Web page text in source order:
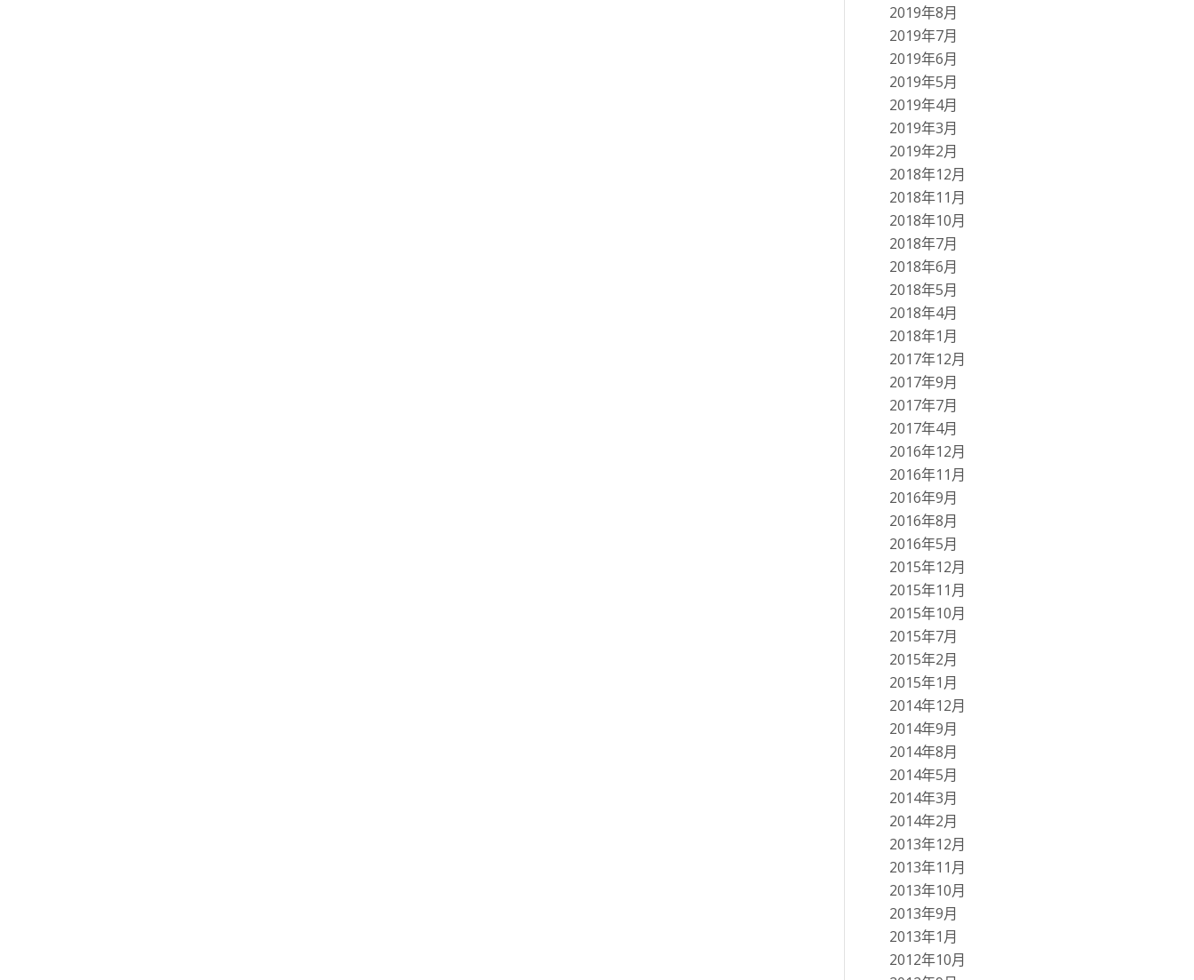
2019年8月
2019年7月
2019年6月
2019年5月
2019年4月
2019年3月
2019年2月
2018年12月
2018年11月
2018年10月
2018年7月
2018年6月
2018年5月
2018年4月
2018年1月
2017年12月
2017年9月
2017年7月
2017年4月
2016年12月
2016年11月
2016年9月
2016年8月
2016年5月
2015年12月
2015年11月
2015年10月
2015年7月
2015年2月
2015年1月
2014年12月
2014年9月
2014年8月
2014年5月
2014年3月
2014年2月
2013年12月
2013年11月
2013年10月
2013年9月
2013年1月
2012年10月